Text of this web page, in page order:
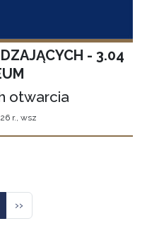
- 3.04
otwarcia
r., wsz
Następna strona
››